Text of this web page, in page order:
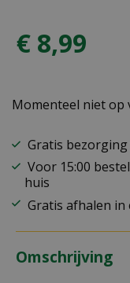
€ 8,99
Momenteel niet op
Gratis bezorging
Voor 15:00
huis
Gratis afhalen in
Omschrijving